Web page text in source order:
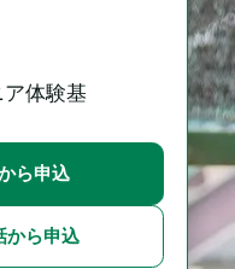
体験基
ら申込
から申込